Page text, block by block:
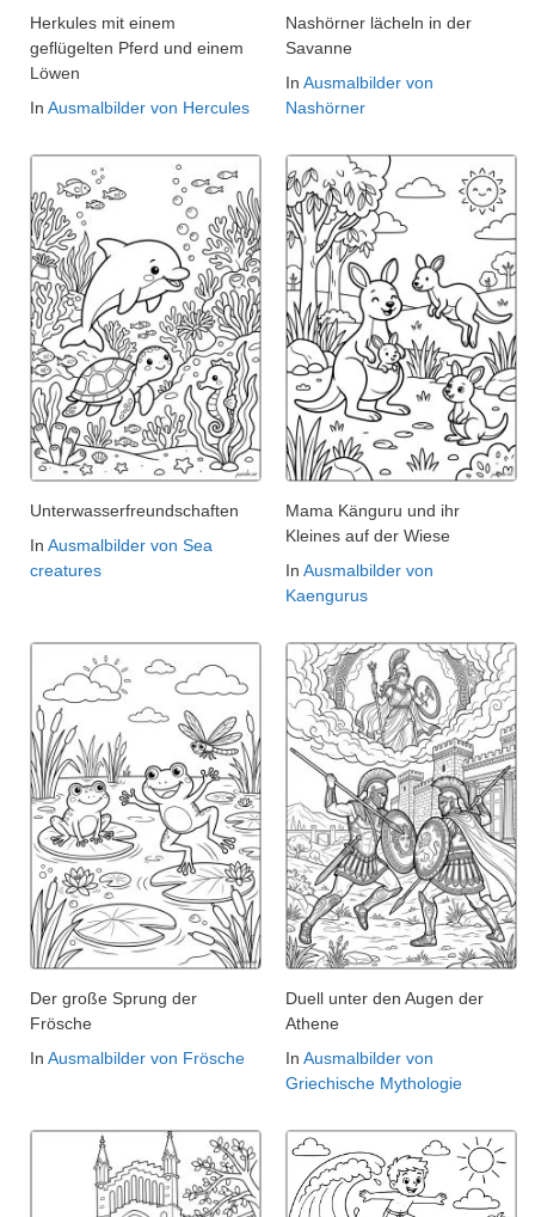
Herkules mit einem
geflügelten Pferd und einem
Löwen
In Ausmalbilder von Hercules
Nashörner lächeln in der
Savanne
In Ausmalbilder von
Nashörner
Unterwasserfreundschaften
In Ausmalbilder von Sea
creatures
Mama Känguru und ihr
Kleines auf der Wiese
In Ausmalbilder von
Kaengurus
Der große Sprung der
Frösche
In Ausmalbilder von Frösche
Duell unter den Augen der
Athene
In Ausmalbilder von
Griechische Mythologie